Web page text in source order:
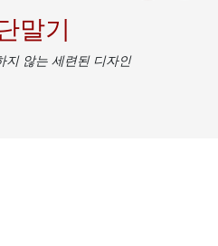
말기
지 않는 세련된 디자인